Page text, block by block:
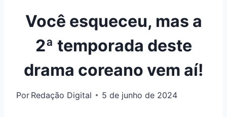
Você esqueceu, mas a
2ª temporada deste
drama coreano vem aí!
Por Redação Digital 5 de junho de 2024